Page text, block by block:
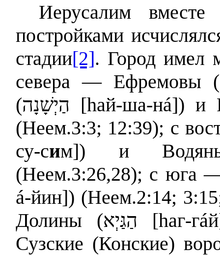
Иерусалим
постройками
стадии[2]. Город имел
севера — Ефремовы (
(הַיְשָׁנָה [hай-ша-нá]) и
(Неем.3:3; 12:39); с
су-сим]) и
(Неем.3:26,28); с юга
á-йин]) (Неем.2:14;
Долины (הַגַּיְא [hаг-гá
Сузские (Конские)